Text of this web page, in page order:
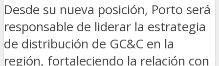
Desde su nueva posición, Porto será
responsable de liderar la estrategia
de distribución de GC&C en la
región, fortaleciendo la relación con